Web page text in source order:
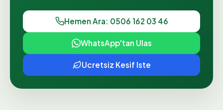
Hemen Ara: 0506 162 03 46
WhatsApp'tan Ulas
Ucretsiz Kesif Iste